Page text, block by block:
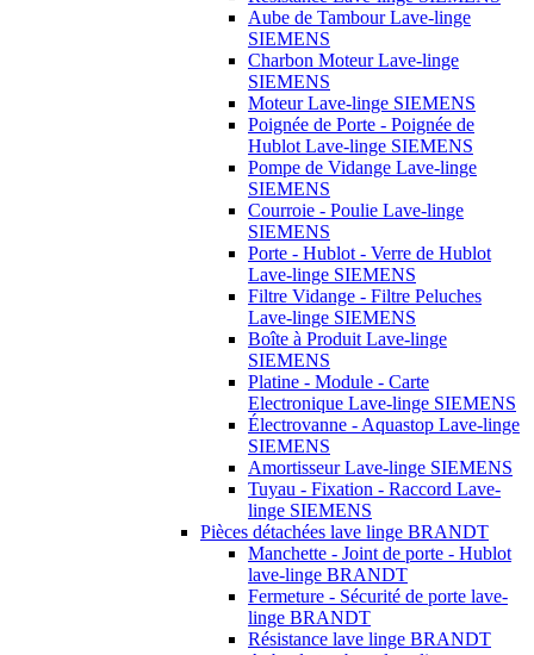
Aube de Tambour Lave-linge
SIEMENS
Charbon Moteur Lave-linge
SIEMENS
Moteur Lave-linge SIEMENS
Poignée de Porte - Poignée de
Hublot Lave-linge SIEMENS
Pompe de Vidange Lave-linge
SIEMENS
Courroie - Poulie Lave-linge
SIEMENS
Porte - Hublot - Verre de Hublot
Lave-linge SIEMENS
Filtre Vidange - Filtre Peluches
Lave-linge SIEMENS
Boîte à Produit Lave-linge
SIEMENS
Platine - Module - Carte
Electronique Lave-linge SIEMENS
Électrovanne - Aquastop Lave-linge
SIEMENS
Amortisseur Lave-linge SIEMENS
Tuyau - Fixation - Raccord Lave-
linge SIEMENS
Pièces détachées lave linge BRANDT
Manchette - Joint de porte - Hublot
lave-linge BRANDT
Fermeture - Sécurité de porte lave-
linge BRANDT
Résistance lave linge BRANDT